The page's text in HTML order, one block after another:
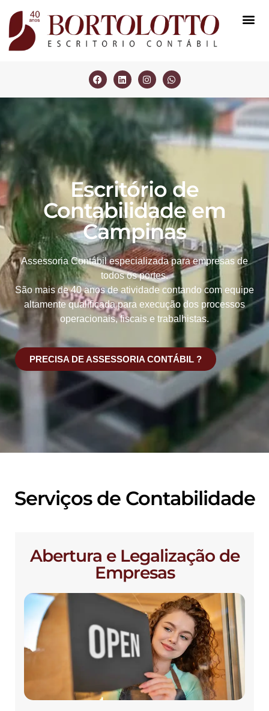
Escritório de
Contabilidade em
Campinas
Assessoria Contábil especializada para empresas de
todos os portes.
São mais de 40 anos de atividade contando com equipe
altamente qualificada para execução dos processos
operacionais, fiscais e trabalhistas.
PRECISA DE ASSESSORIA CONTÁBIL ?
Serviços de Contabilidade
Abertura e Legalização de
Empresas